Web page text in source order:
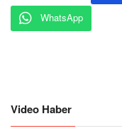
WhatsApp
Video Haber